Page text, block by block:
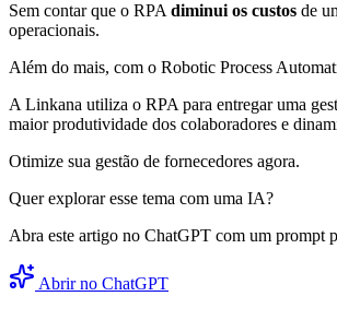
Sem contar que o RPA diminui os custos de
operacionais.
Além do mais, com o Robotic Process
A Linkana utiliza o RPA para entregar uma
maior produtividade dos colaboradores e
Otimize sua gestão de fornecedores agora.
Quer explorar esse tema com uma IA?
Abra este artigo no ChatGPT com um prompt
Abrir no ChatGPT